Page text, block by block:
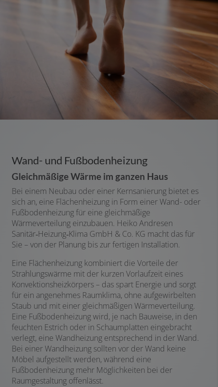
Wand- und Fußbodenheizung
Gleichmäßige Wärme im ganzen Haus
Bei einem Neubau oder einer Kernsanierung bietet es
sich an, eine Flächenheizung in Form einer Wand- oder
Fußbodenheizung für eine gleichmäßige
Wärmeverteilung einzubauen. Heiko Andresen
Sanitär‑Heizung‑Klima GmbH & Co. KG macht das für
Sie – von der Planung bis zur fertigen Installation.
Eine Flächenheizung kombiniert die Vorteile der
Strahlungswärme mit der kurzen Vorlaufzeit eines
Konvektionsheizkörpers – das spart Energie und sorgt
für ein angenehmes Raumklima, ohne aufgewirbelten
Staub und mit einer gleichmäßigen Wärmeverteilung.
Eine Fußbodenheizung wird, je nach Bauweise, in den
feuchten Estrich oder in Schaumplatten eingebracht
verlegt, eine Wandheizung entsprechend in der Wand.
Bei einer Wandheizung sollten vor der Wand keine
Möbel aufgestellt werden, während eine
Fußbodenheizung mehr Möglichkeiten bei der
Raumgestaltung offenlässt.